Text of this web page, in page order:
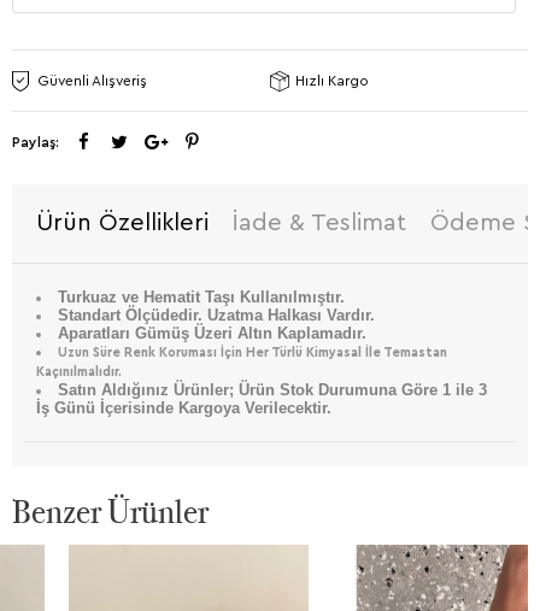
Güvenli Alışveriş Hızlı Kargo
Paylaş:
Ürün Özellikleri İade & Teslimat Ödeme
Turkuaz ve Hematit Taşı Kullanılmıştır.
Standart Ölçüdedir. Uzatma Halkası Vardır.
Aparatları Gümüş Üzeri Altın Kaplamadır.
Uzun Süre Renk Koruması İçin Her Türlü Kimyasal İle Temastan
Kaçınılmalıdır.
Satın Aldığınız Ürünler; Ürün Stok Durumuna Göre 1 ile 3
İş Günü İçerisinde Kargoya Verilecektir.
Benzer Ürünler